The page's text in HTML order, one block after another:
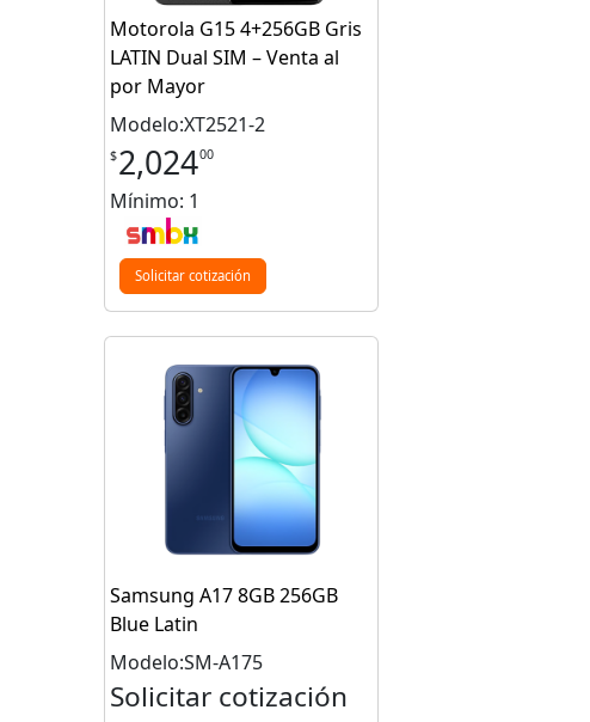
Motorola G15 4+256GB Gris
LATIN Dual SIM – Venta al
por Mayor
Modelo:XT2521-2
$2,02400
Mínimo: 1
Solicitar cotización
Samsung A17 8GB 256GB
Blue Latin
Modelo:SM-A175
Solicitar cotización